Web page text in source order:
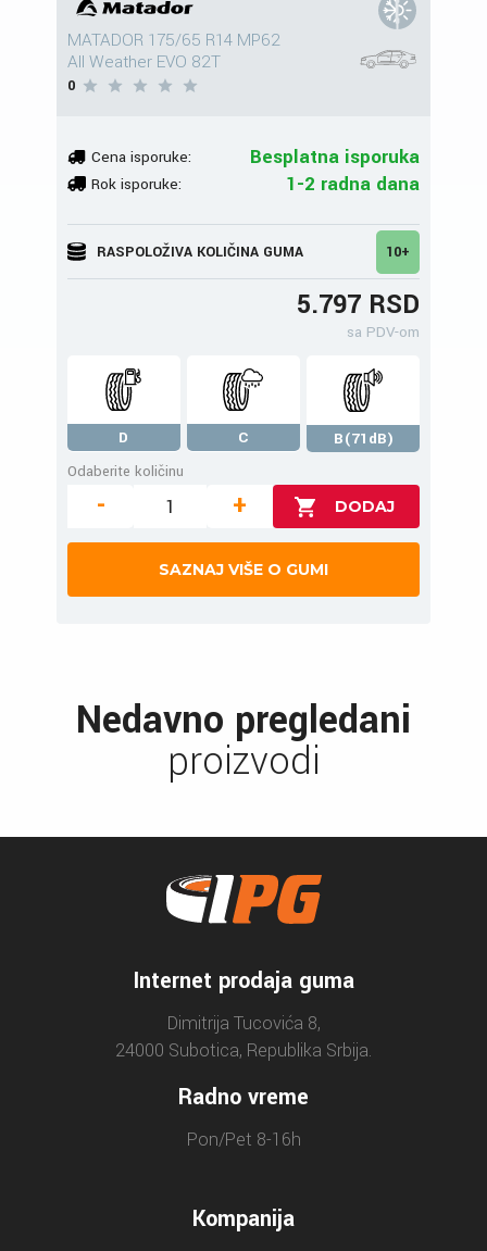
MATADOR 175/65 R14 MP62
All Weather EVO 82T
0
Cena isporuke: Besplatna isporuka
Rok isporuke: 1-2 radna dana
RASPOLOŽIVA KOLIČINA GUMA 10+
5.797 RSD
sa PDV-om
D C
B(71dB)
Odaberite količinu
- +
SAZNAJ VIŠE O GUMI
Nedavno pregledani
proizvodi
Internet prodaja guma
Dimitrija Tucovića 8,
24000 Subotica, Republika Srbija.
Radno vreme
Pon/Pet 8-16h
Kompanija